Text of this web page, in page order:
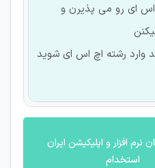
ای رو می پذیرن و
وارد رشته اچ اس ای شوید
نرم افزار و اپلیکیشن ایران
استخدام